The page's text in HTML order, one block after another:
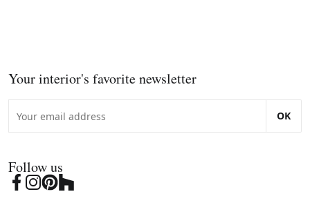
Your interior's favorite newsletter
OK
Follow us